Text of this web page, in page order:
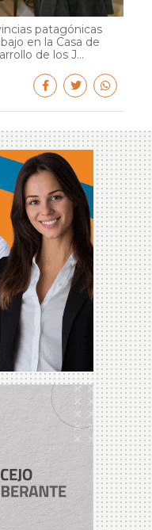
patagónicas
en la Casa de
de los J...